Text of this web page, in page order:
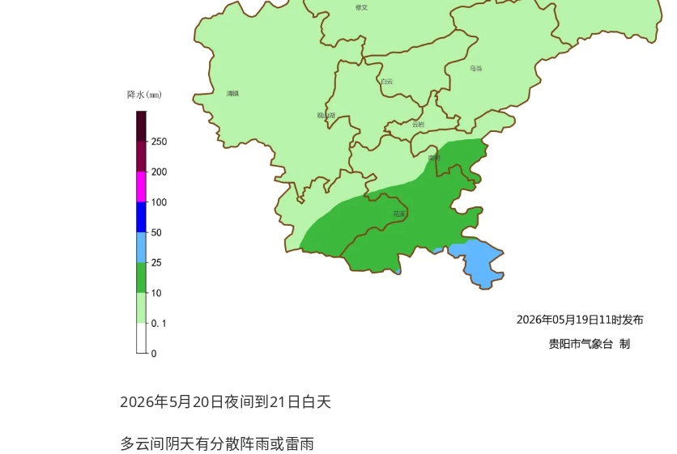
2026年5月20日夜间到21日白天
多云间阴天有分散阵雨或雷雨